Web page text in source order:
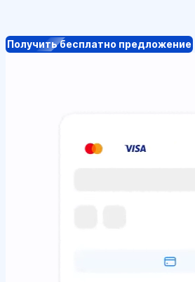
Получить бесплатно предложение